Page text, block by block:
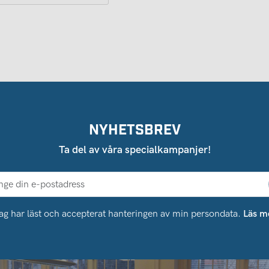
NYHETSBREV
Ta del av våra specialkampanjer!
har läst och accepterat hanteringen av min persondata. Läs